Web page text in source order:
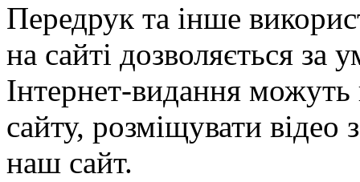
Передрук та інше
на сайті дозволяється
Інтернет-видання можуть
сайту, розміщувати відео
наш сайт.